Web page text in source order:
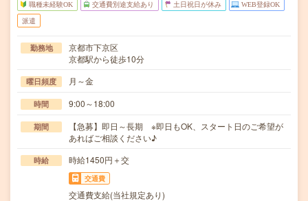
職種未経験OK 交通費別途支給あり 土日祝日が休み WEB登録OK
派遣
勤務地
京都市下京区
京都駅から徒歩10分
曜日頻度 月～金
時間 9:00～18:00
期間
【急募】即日～長期 ※即日もOK、スタート日のご希望が
あればご相談ください♪
時給 時給1450円＋交
交通費
交通費支給(当社規定あり)